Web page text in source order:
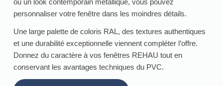
ou un look contemporain métallique, vous pouvez
personnaliser votre fenêtre dans les moindres détails.
Une large palette de coloris RAL, des textures authentiques
et une durabilité exceptionnelle viennent compléter l’offre.
Donnez du caractère à vos fenêtres REHAU tout en
conservant les avantages techniques du PVC.